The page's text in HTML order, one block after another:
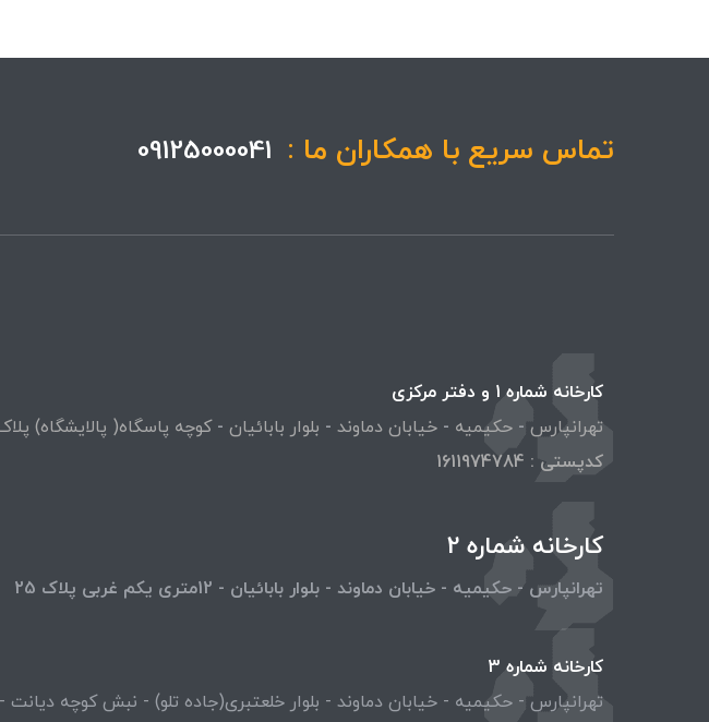
تماس سریع با همکاران ما :
کارخانه شماره 1 و دفتر مرکزی
تهرانپارس - حکیمیه - خیابان دماوند - بلوار بابائیان - کوچه پاسگاه( پالایشگاه) پلاک 9 و
کد‌پستی : 1611974784
کارخانه شماره 2
تهرانپارس - حکیمیه - خیابان دماوند - بلوار بابائیان - 12متری یکم غربی پلاک 25
کارخانه شماره 3
تهرانپارس - حکیمیه - خیابان دماوند - بلوار خلعتبری(جاده تلو) - نبش کوچه